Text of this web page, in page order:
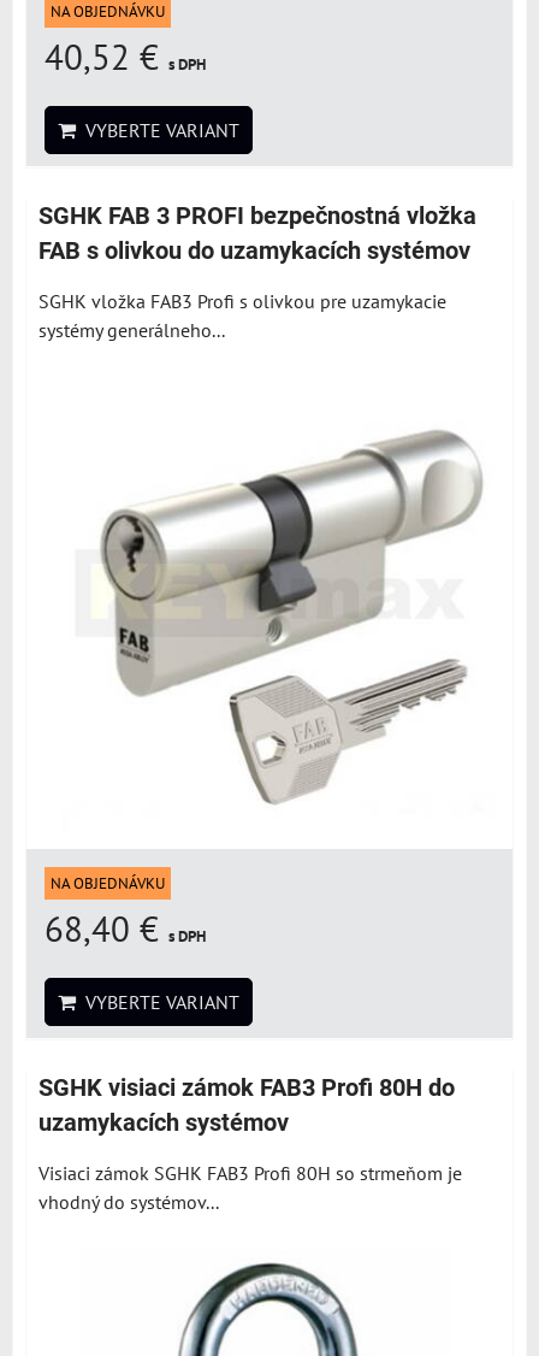
NA OBJEDNÁVKU
40,52 € s DPH
VYBERTE VARIANT
SGHK FAB 3 PROFI bezpečnostná vložka
FAB s olivkou do uzamykacích systémov
SGHK vložka FAB3 Profi s olivkou pre uzamykacie
systémy generálneho...
NA OBJEDNÁVKU
68,40 € s DPH
VYBERTE VARIANT
SGHK visiaci zámok FAB3 Profi 80H do
uzamykacích systémov
Visiaci zámok SGHK FAB3 Profi 80H so strmeňom je
vhodný do systémov...